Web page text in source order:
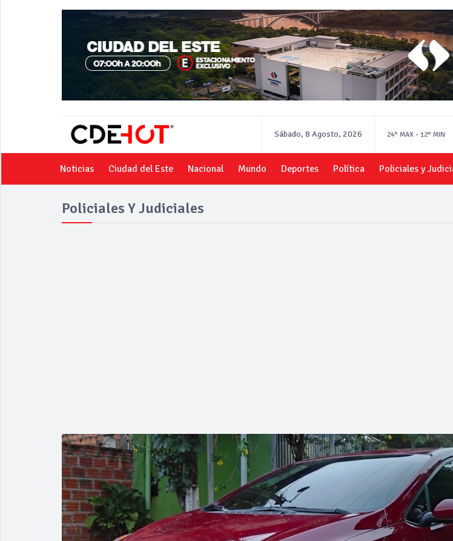
Sábado, 8 Agosto, 2026 24° MAX - 12° MIN
Noticias Ciudad del Este Nacional Mundo Deportes Política Policiales y
Policiales Y Judiciales